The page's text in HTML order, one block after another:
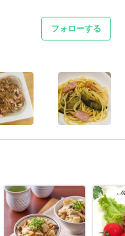
フォローする